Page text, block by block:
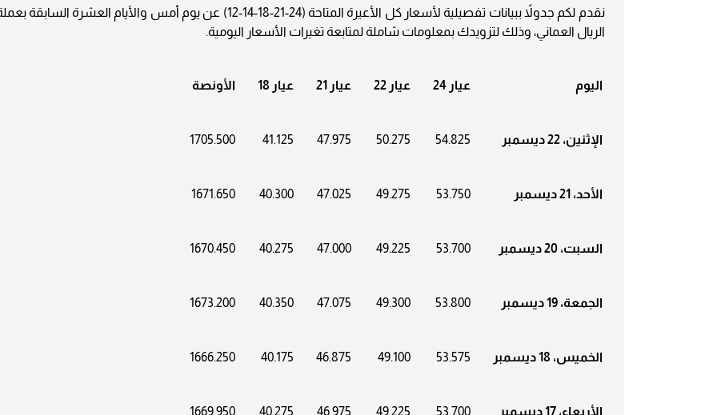
نقدم لكم جدولاً ببيانات تفصيلية لأسعار كل الأعيرة المتاحة (24-21-18-14-12) عن يوم أمس والأيام العشرة السابقة
الريال العماني، وذلك لتزويدك بمعلومات شاملة لمتابعة تغيرات الأسعار اليومية.
اليوم عيار 24 عيار 22 عيار 21 عيار 18 الأونصة
الإثنين، 22 ديسمبر 54.825
50.275
47.975
41.125
1705.500
الأحد، 21 ديسمبر 53.750
49.275
47.025
40.300
1671.650
السبت، 20 ديسمبر 53.700
49.225
47.000
40.275
1670.450
الجمعة، 19 ديسمبر 53.800
49.300
47.075
40.350
1673.200
الخميس، 18 ديسمبر 53.575
49.100
46.875
40.175
1666.250
الأربعاء، 17 ديسمبر 53.700
49.225
46.975
40.275
1669.950